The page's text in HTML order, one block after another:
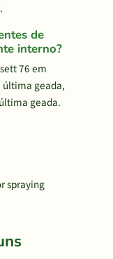
de
interno?
76 em
última geada,
geada.
spraying